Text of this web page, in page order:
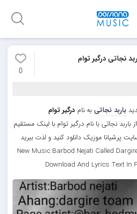
نجاتی درگیر توام
0
باربد نجاتی به نام درگیر توام
نجاتی با نام درگیر توام با لینک مستقیم
پرشیانا موزیک دانلود کنید و لذت ببرید
New Music Barbod Nejati Called
Download And Lyrics Text In